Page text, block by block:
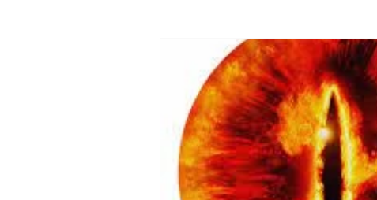
catégorie mixte Mécanisme
Appréhender l'Hermétisme
politique, pouvoir et argent